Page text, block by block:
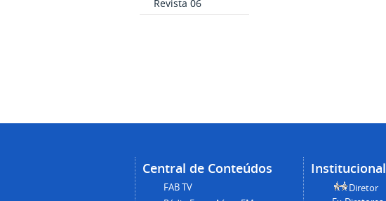
Revista 06
Central de Conteúdos
FAB TV
Institucional
Diretor